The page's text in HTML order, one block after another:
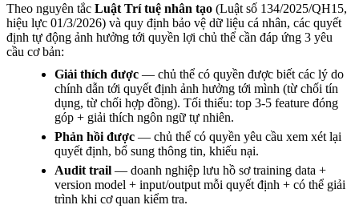
Theo nguyên tắc Luật Trí tuệ nhân tạo (Luật số 134/2025/QH15,
hiệu lực 01/3/2026) và quy định bảo vệ dữ liệu cá nhân, các quyết
định tự động ảnh hưởng tới quyền lợi chủ thể cần đáp ứng 3 yêu
cầu cơ bản:
Giải thích được — chủ thể có quyền được biết các lý do
chính dẫn tới quyết định ảnh hưởng tới mình (từ chối tín
dụng, từ chối hợp đồng). Tối thiểu: top 3-5 feature đóng
góp + giải thích ngôn ngữ tự nhiên.
Phản hồi được — chủ thể có quyền yêu cầu xem xét lại
quyết định, bổ sung thông tin, khiếu nại.
Audit trail — doanh nghiệp lưu hồ sơ training data +
version model + input/output mỗi quyết định + có thể giải
trình khi cơ quan kiểm tra.